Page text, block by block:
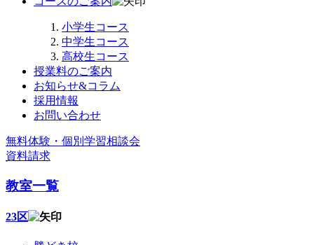
小学生コース
中学生コース
高校生コース
授業料のご案内
お知らせ&コラム
採用情報
お問い合わせ
無料体験・個別学習相談会
資料請求
教室一覧
23区